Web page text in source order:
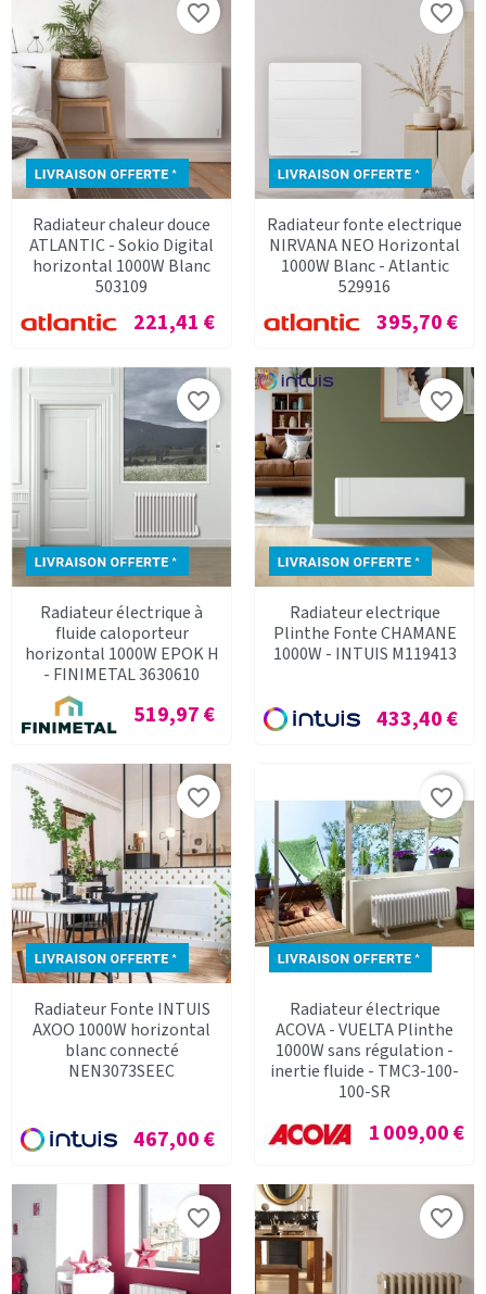
Radiateur chaleur douce
ATLANTIC - Sokio Digital
horizontal 1000W Blanc
503109
Prix
221,41 €
favorite_border
Radiateur fonte electrique
NIRVANA NEO Horizontal
1000W Blanc - Atlantic
529916
Prix
395,70 €
favorite_border
Radiateur électrique à
fluide caloporteur
horizontal 1000W EPOK H
- FINIMETAL 3630610
Prix
519,97 €
favorite_border
Radiateur electrique
Plinthe Fonte CHAMANE
1000W - INTUIS M119413
Prix
433,40 €
favorite_border
Radiateur Fonte INTUIS
AXOO 1000W horizontal
blanc connecté
NEN3073SEEC
Prix
467,00 €
favorite_border
Radiateur électrique
ACOVA - VUELTA Plinthe
1000W sans régulation -
inertie fluide - TMC3-100-
100-SR
Prix
1 009,00 €
favorite_border
favorite_border favorite_border